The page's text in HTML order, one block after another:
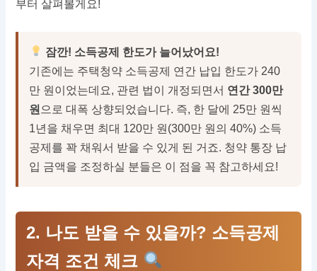
부터 살펴볼게요!
잠깐! 소득공제 한도가 늘어났어요!
기존에는 주택청약 소득공제 연간 납입 한도가 240
만 원이었는데요, 관련 법이 개정되면서 연간 300만
원 으로 대폭 상향되었습니다. 즉, 한 달에 25만 원씩
1년을 채우면 최대 120만 원(300만 원의 40%) 소득
공제를 꽉 채워서 받을 수 있게 된 거죠. 청약 통장 납
입 금액을 조정하실 분들은 이 점을 꼭 참고하세요!
2. 나도 받을 수 있을까? 소득공제
자격 조건 체크